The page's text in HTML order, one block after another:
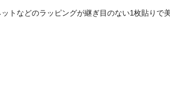
トなどのラッピングが継ぎ目のない1枚貼りで